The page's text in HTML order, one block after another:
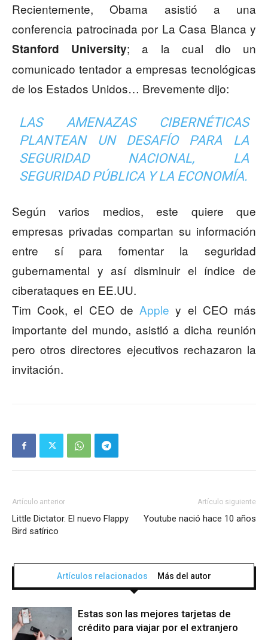
Recientemente, Obama asistió a una
conferencia patrocinada por La Casa Blanca y
Stanford University; a la cual dio un
comunicado tentador a empresas tecnológicas
de los Estados Unidos… Brevemente dijo:
LAS AMENAZAS CIBERNÉTICAS
PLANTEAN UN DESAFÍO PARA LA
SEGURIDAD NACIONAL, LA
SEGURIDAD PÚBLICA Y LA ECONOMÍA.
Según varios medios, este quiere que
empresas privadas compartan su información
entre sí para fomentar la seguridad
gubernamental y así disminuir el índice de
ciberataques en EE.UU.
Tim Cook, el CEO deApple y el CEO más
importante del mundo, asistió a dicha reunión
pero otros directores ejecutivos rechazaron la
invitación.
Artículo anterior
Little Dictator. El nuevo Flappy
Bird satírico
Artículo siguiente
Youtube nació hace 10 años
Artículos relacionados Más del autor
Estas son las mejores tarjetas de
crédito para viajar por el extranjero